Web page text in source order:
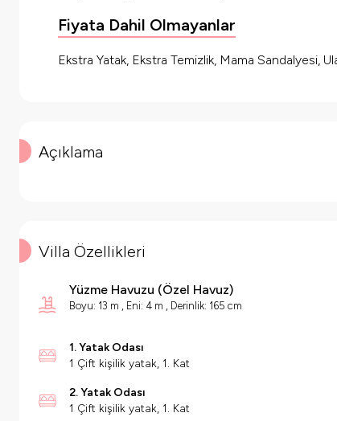
Fiyata Dahil Olmayanlar
Ekstra Yatak, Ekstra Temizlik, Mama Sandalyesi,
Açıklama
Villa Özellikleri
Yüzme Havuzu (Özel Havuz)
Boyu: 13 m , Eni: 4 m , Derinlik: 165 cm
1. Yatak Odası
1 Çift kişilik yatak, 1. Kat
2. Yatak Odası
1 Çift kişilik yatak, 1. Kat